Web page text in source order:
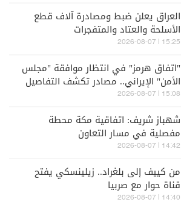
العراق يعلن ضبط ومصادرة آلاف قطع
الأسلحة والعتاد والمتفجرات
15:25 | 2026-08-07
"اتفاق هرمز" في انتظار موافقة "مجلس
الأمن" الإيراني.. مصادر تكشف التفاصيل
15:08 | 2026-08-07
شهباز شريف: اتفاقية مكة محطة
مفصلية في مسار التعاون
14:42 | 2026-08-07
من كييف إلى بلغراد.. زيلينسكي يفتح
قناة حوار مع صربيا
14:40 | 2026-08-07